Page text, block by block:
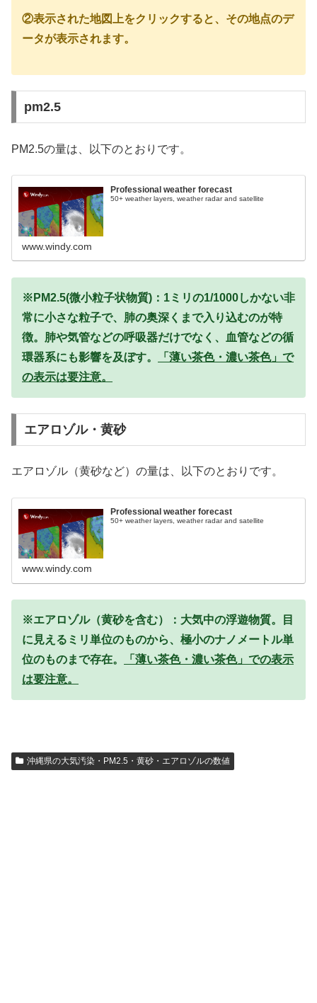
②表示された地図上をクリックすると、その地点のデ
ータが表示されます。
pm2.5
PM2.5の量は、以下のとおりです。
Professional weather forecast
50+ weather layers, weather radar and satellite
www.windy.com
※PM2.5(微小粒子状物質)：1ミリの1/1000しかない非
常に小さな粒子で、肺の奥深くまで入り込むのが特
徴。肺や気管などの呼吸器だけでなく、血管などの循
環器系にも影響を及ぼす。
「薄い茶色・濃い茶色」で
の表示は要注意。
エアロゾル・黄砂
エアロゾル（黄砂など）の量は、以下のとおりです。
Professional weather forecast
50+ weather layers, weather radar and satellite
www.windy.com
※エアロゾル（黄砂を含む）：大気中の浮遊物質。目
に見えるミリ単位のものから、極小のナノメートル単
位のものまで存在。
「薄い茶色・濃い茶色」での表示
は要注意。
沖縄県の大気汚染・PM2.5・黄砂・エアロゾルの数値